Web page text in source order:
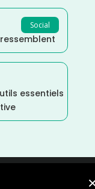
Social
essentiels